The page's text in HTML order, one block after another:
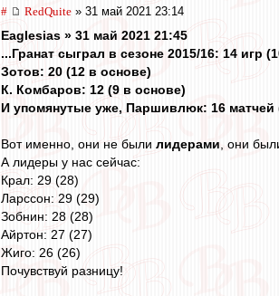
# RedQuite » 31 май 2021 23:14
Eaglesias » 31 май 2021 21:45
...Гранат сыграл в сезоне 2015/16: 14 игр
Зотов: 20 (12 в основе)
К. Комбаров: 12 (9 в основе)
И упомянутые уже, Паршивлюк: 16 матчей
Вот именно, они не были лидерами , они
А лидеры у нас сейчас:
Крал: 29 (28)
Ларссон: 29 (29)
Зобнин: 28 (28)
Айртон: 27 (27)
Жиго: 26 (26)
Почувствуй разницу!